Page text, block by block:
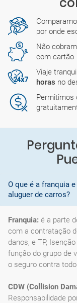
por onde
Não
com cartão
Viaje
horas no
Permitimos
O que é a franquia
aluguer de carros?
Franquia: é a parte
com a contratação
danos, e TP,
função do grupo de
o seguro contra
CDW (Collision
Responsabilidade